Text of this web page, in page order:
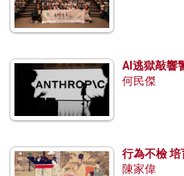
AI逃獄敲響
何民傑
行為不檢
陳家偉